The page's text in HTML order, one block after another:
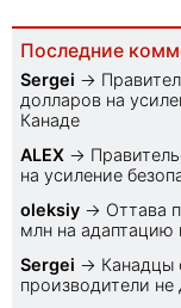
Последние
Sеrgei →
долларов на
Канаде
ALEX →
на усиление
oleksiy → Оттава
млн на адаптацию
Sеrgei → Канадцы
производители